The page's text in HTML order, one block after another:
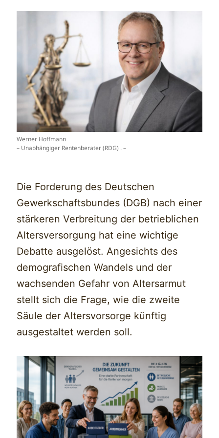
Werner Hoffmann
– Unabhängiger Rentenberater (RDG) . –
Die Forderung des Deutschen
Gewerkschaftsbundes (DGB) nach einer
stärkeren Verbreitung der betrieblichen
Altersversorgung hat eine wichtige
Debatte ausgelöst. Angesichts des
demografischen Wandels und der
wachsenden Gefahr von Altersarmut
stellt sich die Frage, wie die zweite
Säule der Altersvorsorge künftig
ausgestaltet werden soll.